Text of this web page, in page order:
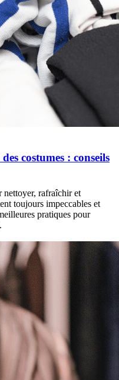
costumes : conseils
nettoyer, rafraîchir et
toujours impeccables et
pratiques pour